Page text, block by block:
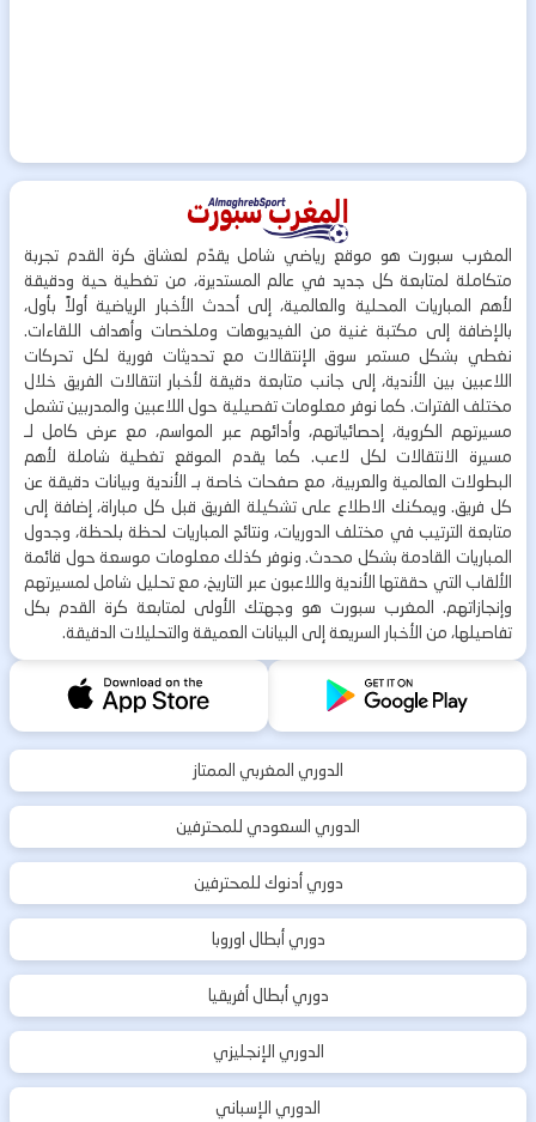
المغرب سبورت هو موقع رياضي شامل يقدّم لعشاق كرة القدم تجربة
متكاملة لمتابعة كل جديد في عالم المستديرة، من تغطية حية ودقيقة
لأهم المباريات المحلية والعالمية، إلى أحدث الأخبار الرياضية أولاً بأول،
بالإضافة إلى مكتبة غنية من الفيديوهات وملخصات وأهداف اللقاءات.
نغطي بشكل مستمر سوق الإنتقالات مع تحديثات فورية لكل تحركات
اللاعبين بين الأندية، إلى جانب متابعة دقيقة لأخبار انتقالات الفريق خلال
مختلف الفترات. كما نوفر معلومات تفصيلية حول اللاعبين والمدربين تشمل
مسيرتهم الكروية، إحصائياتهم، وأدائهم عبر المواسم، مع عرض كامل لـ
مسيرة الانتقالات لكل لاعب. كما يقدم الموقع تغطية شاملة لأهم
البطولات العالمية والعربية، مع صفحات خاصة بـ الأندية وبيانات دقيقة عن
كل فريق. ويمكنك الاطلاع على تشكيلة الفريق قبل كل مباراة، إضافة إلى
متابعة الترتيب في مختلف الدوريات، ونتائج المباريات لحظة بلحظة، وجدول
المباريات القادمة بشكل محدث. ونوفر كذلك معلومات موسعة حول قائمة
الألقاب التي حققتها الأندية واللاعبون عبر التاريخ، مع تحليل شامل لمسيرتهم
وإنجازاتهم. المغرب سبورت هو وجهتك الأولى لمتابعة كرة القدم بكل
تفاصيلها، من الأخبار السريعة إلى البيانات العميقة والتحليلات الدقيقة.
الدوري المغربي الممتاز
الدوري السعودي للمحترفين
دوري أدنوك للمحترفين
دوري أبطال اوروبا
دوري أبطال أفريقيا
الدوري الإنجليزي
الدوري الإسباني